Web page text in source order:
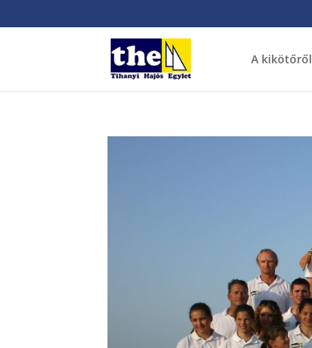
A kikötőről